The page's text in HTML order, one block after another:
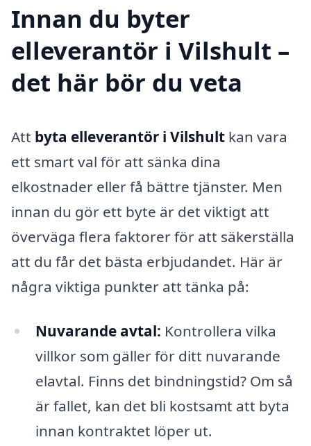
Innan du byter
elleverantör i Vilshult –
det här bör du veta
Att byta elleverantör i Vilshult kan vara
ett smart val för att sänka dina
elkostnader eller få bättre tjänster. Men
innan du gör ett byte är det viktigt att
överväga flera faktorer för att säkerställa
att du får det bästa erbjudandet. Här är
några viktiga punkter att tänka på:
Nuvarande avtal: Kontrollera vilka
villkor som gäller för ditt nuvarande
elavtal. Finns det bindningstid? Om så
är fallet, kan det bli kostsamt att byta
innan kontraktet löper ut.